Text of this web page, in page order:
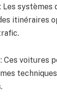
: Les systèmes
itinéraires
: Ces voitures
techniques